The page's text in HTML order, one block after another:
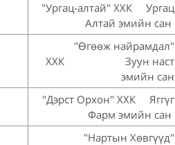
"Ургац-алтай" ХХК Ургац
Алтай эмийн сан
"Өгөөж найрамдал"
ХХК Зуун наст
эмийн сан
"Дэрст Орхон" ХХК Яггүг
Фарм эмийн сан
"Нартын Хөвгүүд"